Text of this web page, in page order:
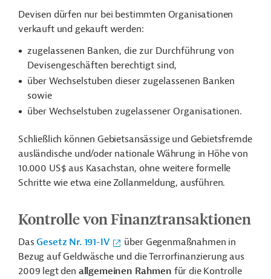
Devisen dürfen nur bei bestimmten Organisationen
verkauft und gekauft werden:
zugelassenen Banken, die zur Durchführung von
Devisengeschäften berechtigt sind,
über Wechselstuben dieser zugelassenen Banken
sowie
über Wechselstuben zugelassener Organisationen.
Schließlich können Gebietsansässige und Gebietsfremde
ausländische und/oder nationale Währung in Höhe von
10.000 US$ aus Kasachstan, ohne weitere formelle
Schritte wie etwa eine Zollanmeldung, ausführen.
Kontrolle von Finanztransaktionen
DasGesetz Nr. 191-IV
über Gegenmaßnahmen in
Bezug auf Geldwäsche und die Terrorfinanzierung aus
2009 legt den allgemeinen Rahmen für die Kontrolle